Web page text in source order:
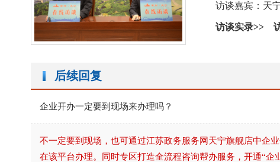
访谈嘉宾：天
访谈实录>>
后续回复